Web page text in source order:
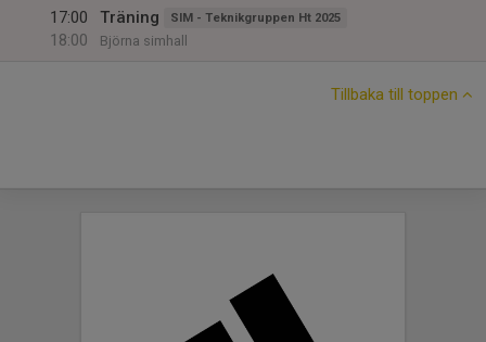
17:00
18:00
Träning SIM - Teknikgruppen Ht 2025
Björna simhall
Tillbaka till toppen